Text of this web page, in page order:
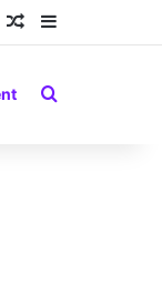
Article Aléatoire
Sidebar
Rechercher